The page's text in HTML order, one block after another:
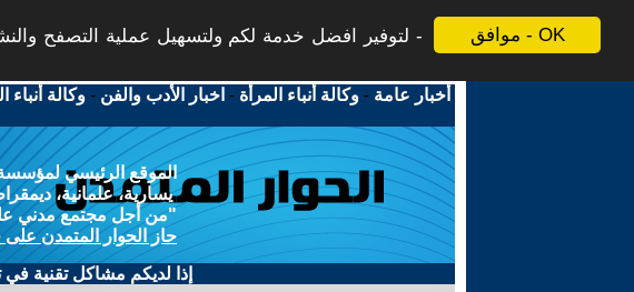
موافق - OK
لتوفير افضل خدمة لكم ولتسهيل عملية التصفح
أخبار عامة -وكالة أنباء المرأة - اخبار الأدب والفن -وكالة أنباء
الموقع الرئيسي
يسارية، علمانية،
"من أجل مجتمع مدني
حاز الحوار المتمدن على
إذا لديكم مشاكل تقنية في